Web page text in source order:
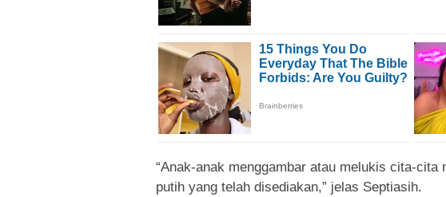
“Anak-anak menggambar atau melukis cita-
putih yang telah disediakan,” jelas Septiasih.